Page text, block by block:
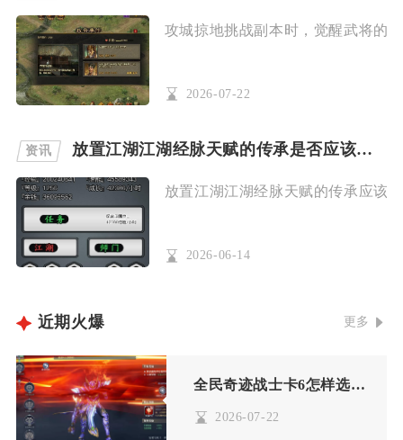
攻城掠地挑战副本时，觉醒武将的
2026-07-22
资讯 放置江湖江湖经脉天赋的传承是否应该被保留
放置江湖江湖经脉天赋的传承应该
2026-06-14
近期火爆 更多
全民奇迹战士卡6怎样选择合适的武器
2026-07-22